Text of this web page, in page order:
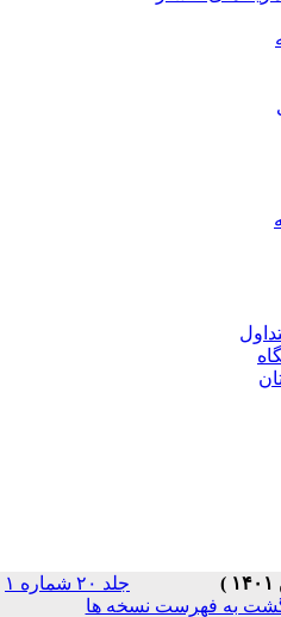
جلد ۲۰ شماره ۱
به فهرست نسخه ها